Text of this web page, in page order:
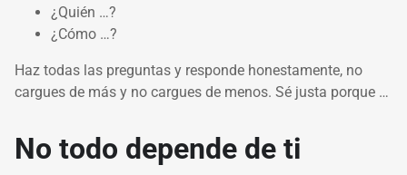
¿Quién …?
¿Cómo …?
Haz todas las preguntas y responde honestamente, no
cargues de más y no cargues de menos. Sé justa porque …
No todo depende de ti